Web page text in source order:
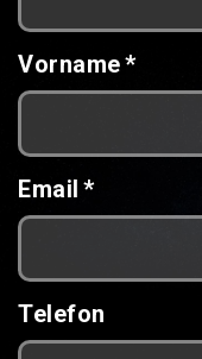
Vorname*
Email *
Telefon